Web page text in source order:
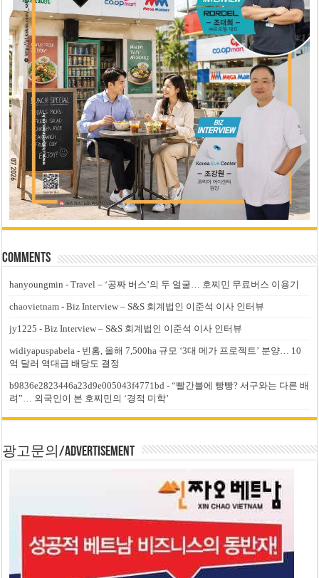
Comments
hanyoungmin -Travel – ‘공짜 버스’의 두 얼굴… 호찌민 무료버스 이용기
chaovietnam -Biz Interview – S&S 회계법인 이준석 이사 인터뷰
jy1225 -Biz Interview – S&S 회계법인 이준석 이사 인터뷰
widiyapuspabela - 빈홈, 올해 7,500ha 규모 ‘3대 메가 프로젝트’ 분양… 10
억 달러 역대급 배당도 결정
b9836e2823446a23d9e005043f4771bd -“빨간불에 빵빵? 서구와는 다른 배
려”… 외국인이 본 호찌민의 ‘경적 미학’
광고문의/Advertisement